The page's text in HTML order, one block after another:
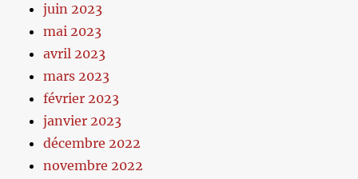
juin 2023
mai 2023
avril 2023
mars 2023
février 2023
janvier 2023
décembre 2022
novembre 2022